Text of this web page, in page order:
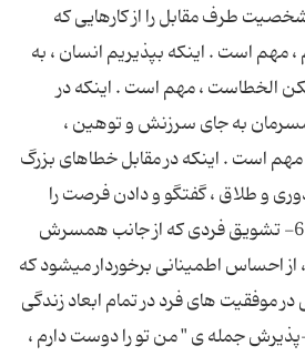
شخصیت طرف مقابل را از کارهایی که
مهم است . اینکه بپذیریم انسان ، به
الخطاست ، مهم است . اینکه در
به جای سرزنش و توهین ،
مهم است . اینکه در مقابل خطاهای بزرگ
و طلاق ، گفتگو و دادن فرصت را
انتخاب کنیم ، مهم است 6- تشویق فردی که از جانب همسرش
از احساس اطمینانی برخوردار میشود که
موفقیت های فرد در تمام ابعاد زندگی
محسوب میگردد . 7-پذیرش جمله ی " من تو را دوست دارم ،